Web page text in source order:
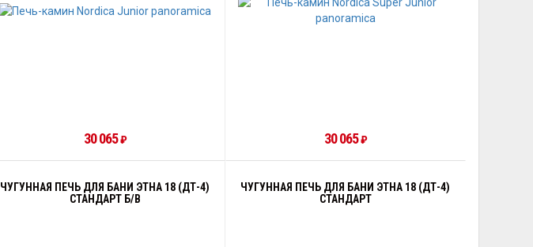
30 065₽ 30 065₽
ЧУГУННАЯ ПЕЧЬ ДЛЯ БАНИ ЭТНА 18 (ДТ-4)
СТАНДАРТ Б/В
ЧУГУННАЯ ПЕЧЬ ДЛЯ БАНИ ЭТНА 18 (ДТ-4)
СТАНДАРТ